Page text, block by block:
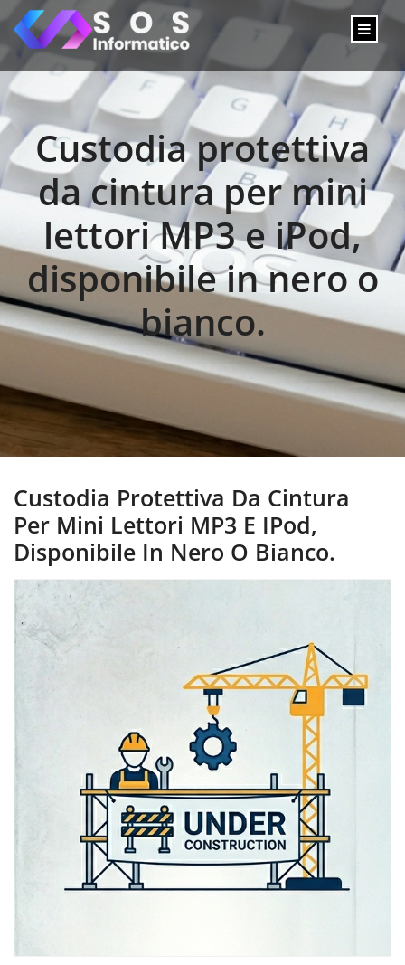
Custodia protettiva
da cintura per mini
lettori MP3 e iPod,
disponibile in nero o
bianco.
Custodia Protettiva Da Cintura
Per Mini Lettori MP3 E IPod,
Disponibile In Nero O Bianco.